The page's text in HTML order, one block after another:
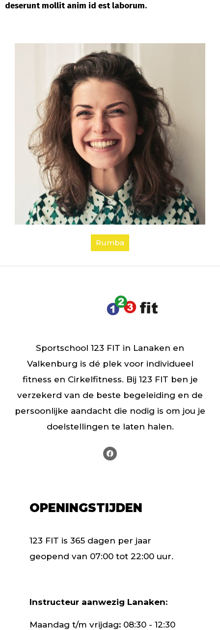
deserunt mollit anim id est laborum.
Rumba
Sportschool 123 FIT in Lanaken en
Valkenburg is dé plek voor individueel
fitness en Cirkelfitness. Bij 123 FIT ben je
verzekerd van de beste begeleiding en de
persoonlijke aandacht die nodig is om jou je
doelstellingen te laten halen.
OPENINGSTIJDEN
123 FIT is 365 dagen per jaar
geopend van 07:00 tot 22:00 uur.
Instructeur aanwezig Lanaken:
Maandag t/m vrijdag: 08:30 - 12:30